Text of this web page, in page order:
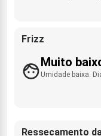
Frizz
Muito
Umidade baixa.
Ressecamento